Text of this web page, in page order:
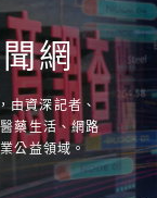
網
由資深記者、
藥生活、網路
公益領域。